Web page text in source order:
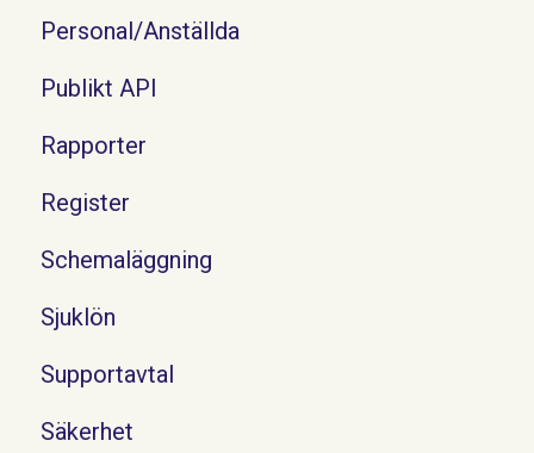
Personal/Anställda
Publikt API
Rapporter
Register
Schemaläggning
Sjuklön
Supportavtal
Säkerhet